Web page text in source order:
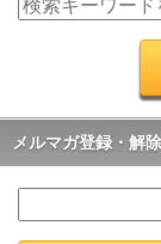
メルマガ登録・解除